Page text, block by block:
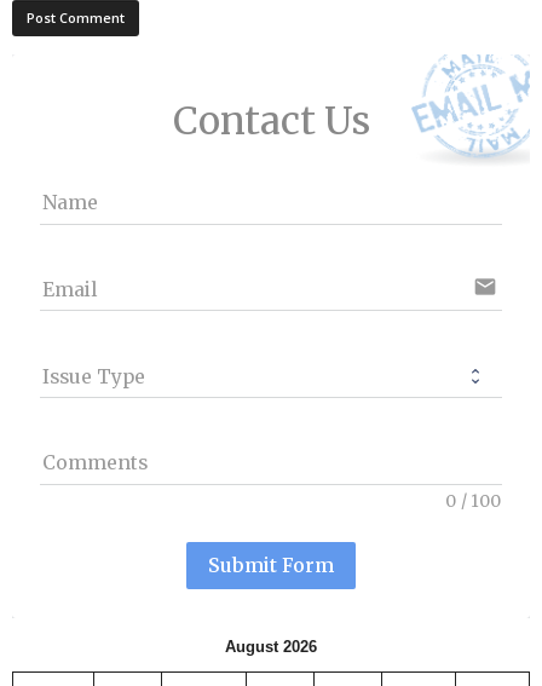
Contact Us
Name
Email email
Issue Type
Comments
0 / 100
Submit Form
August 2026